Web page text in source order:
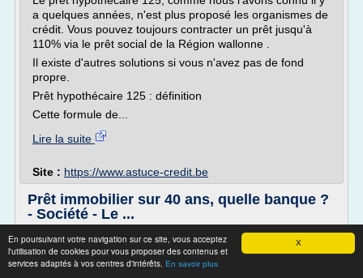
X
En poursuivant votre navigation sur ce site, vous acceptez
l'utilisation de cookies pour vous proposer des contenus et
services adaptés à vos centres d'intérêts. En savoir plus
a quelques années, n'est plus proposé les organismes de
crédit. Vous pouvez toujours contracter un prêt jusqu'à
110% via le prêt social de la Région wallonne .
Il existe d'autres solutions si vous n'avez pas de fond
propre.
Prêt hypothécaire 125 : définition
Cette formule de...
Lire la suite
Site : https://www.astuce-credit.be
Prêt immobilier sur 40 ans, quelle banque ?
- Société - Le ...
Prêt immobilier sur 40 ans, quelle banque ?